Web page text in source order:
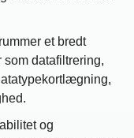
et bredt
datafiltrering,
og